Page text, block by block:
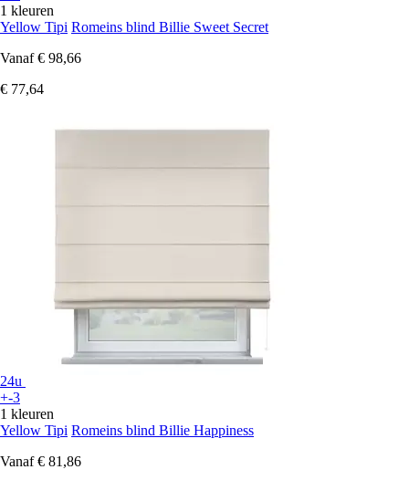
1 kleuren
Yellow Tipi Romeins blind Billie Sweet Secret
Vanaf € 98,66
€ 77,64
24u
+-3
1 kleuren
Yellow Tipi Romeins blind Billie Happiness
Vanaf € 81,86